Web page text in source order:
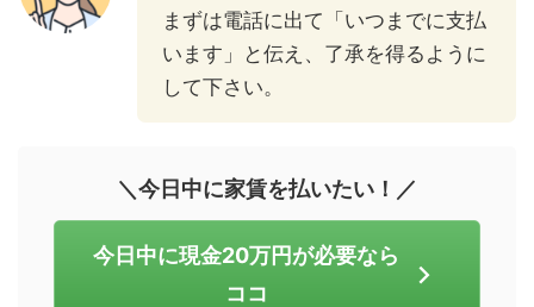
まずは電話に出て「いつまでに支払
います」と伝え、了承を得るように
して下さい。
＼今日中に家賃を払いたい！／
今日中に現金20万円が必要なら
ココ